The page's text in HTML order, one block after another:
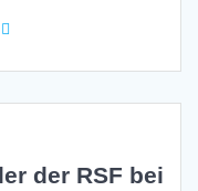
der RSF bei